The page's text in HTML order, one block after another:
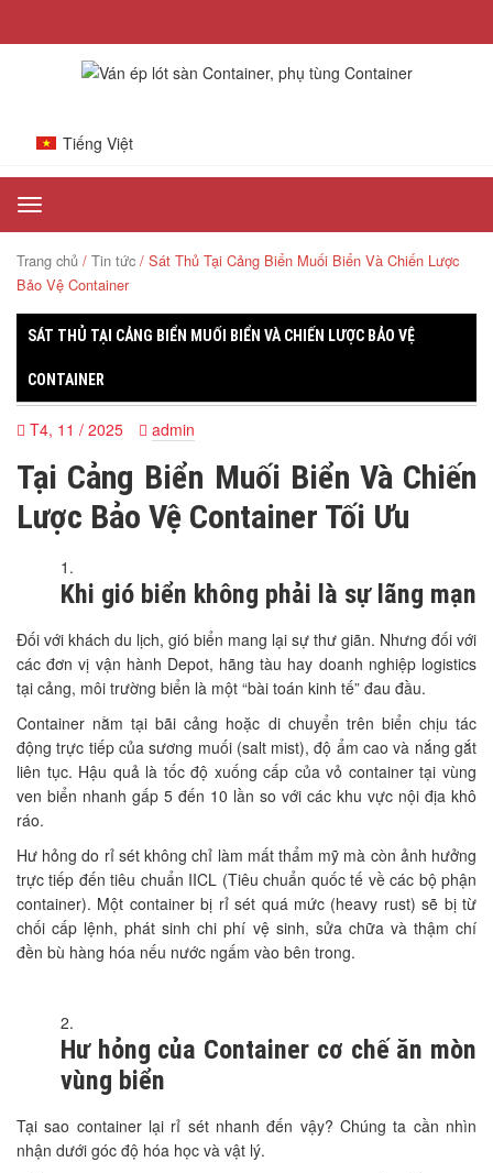
Tiếng Việt
Toggle
navigation
Trang chủ / Tin tức / Sát Thủ Tại Cảng Biển Muối Biển Và Chiến Lược
Bảo Vệ Container
SÁT THỦ TẠI CẢNG BIỂN MUỐI BIỂN VÀ CHIẾN LƯỢC BẢO VỆ
CONTAINER
T4, 11 / 2025 admin
Tại Cảng Biển Muối Biển Và Chiến
Lược Bảo Vệ Container Tối Ưu
Khi gió biển không phải là sự lãng mạn
Đối với khách du lịch, gió biển mang lại sự thư giãn. Nhưng đối với
các đơn vị vận hành Depot, hãng tàu hay doanh nghiệp logistics
tại cảng, môi trường biển là một “bài toán kinh tế” đau đầu.
Container nằm tại bãi cảng hoặc di chuyển trên biển chịu tác
động trực tiếp của sương muối (salt mist), độ ẩm cao và nắng gắt
liên tục. Hậu quả là tốc độ xuống cấp của vỏ container tại vùng
ven biển nhanh gấp 5 đến 10 lần so với các khu vực nội địa khô
ráo.
Hư hỏng do rỉ sét không chỉ làm mất thẩm mỹ mà còn ảnh hưởng
trực tiếp đến tiêu chuẩn IICL (Tiêu chuẩn quốc tế về các bộ phận
container). Một container bị rỉ sét quá mức (heavy rust) sẽ bị từ
chối cấp lệnh, phát sinh chi phí vệ sinh, sửa chữa và thậm chí
đền bù hàng hóa nếu nước ngấm vào bên trong.
Hư hỏng của Container cơ chế ăn mòn
vùng biển
Tại sao container lại rỉ sét nhanh đến vậy? Chúng ta cần nhìn
nhận dưới góc độ hóa học và vật lý.